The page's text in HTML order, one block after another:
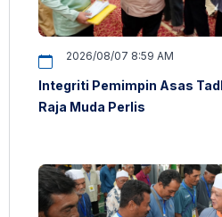
2026/08/07 8:59 AM
Integriti Pemimpin Asas
Raja Muda Perlis